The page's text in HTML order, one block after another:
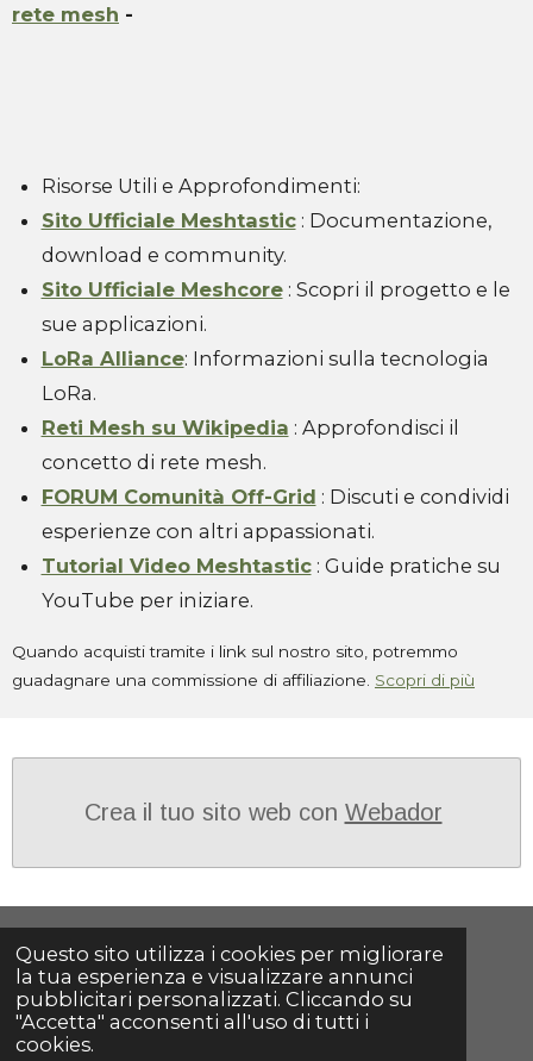
Questo sito utilizza i cookies per migliorare
la tua esperienza e visualizzare annunci
pubblicitari personalizzati. Cliccando su
"Accetta" acconsenti all'uso di tutti i
cookies.
rete mesh -
Risorse Utili e Approfondimenti:
Sito Ufficiale Meshtastic : Documentazione,
download e community.
Sito Ufficiale Meshcore : Scopri il progetto e le
sue applicazioni.
LoRa Alliance: Informazioni sulla tecnologia
LoRa.
Reti Mesh su Wikipedia : Approfondisci il
concetto di rete mesh.
FORUM Comunità Off-Grid : Discuti e condividi
esperienze con altri appassionati.
Tutorial Video Meshtastic : Guide pratiche su
YouTube per iniziare.
Quando acquisti tramite i link sul nostro sito, potremmo
guadagnare una commissione di affiliazione. Scopri di più
Crea il tuo sito web con Webador
Condividi Condividi Condividi Condividi
F
a